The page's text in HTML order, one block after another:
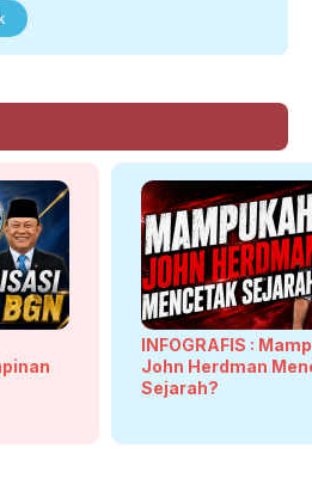
INFOGRAFIS :
John Herdman
Sejarah?